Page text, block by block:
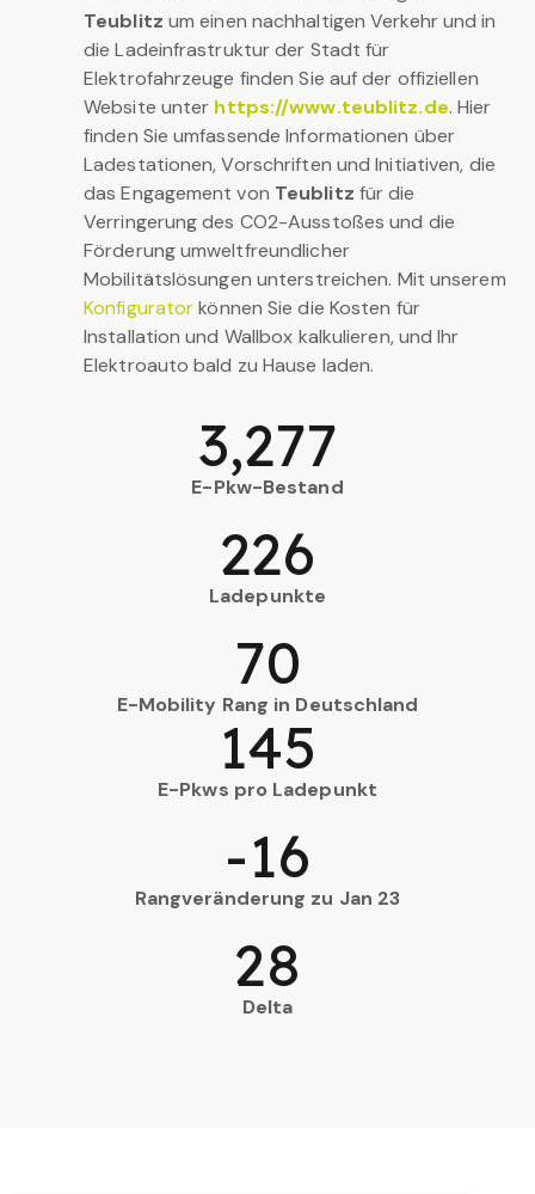
Teublitz um einen nachhaltigen Verkehr und in
die Ladeinfrastruktur der Stadt für
Elektrofahrzeuge finden Sie auf der offiziellen
Website unter https://www.teublitz.de. Hier
finden Sie umfassende Informationen über
Ladestationen, Vorschriften und Initiativen, die
das Engagement von Teublitz für die
Verringerung des CO2-Ausstoßes und die
Förderung umweltfreundlicher
Mobilitätslösungen unterstreichen. Mit unserem
Konfiguratorkönnen Sie die Kosten für
Installation und Wallbox kalkulieren, und Ihr
Elektroauto bald zu Hause laden.
E-Pkw-Bestand
3,277
Ladepunkte
226
E-Mobility Rang in Deutschland
70
E-Pkws pro Ladepunkt
145
Rangveränderung zu Jan 23
-16
Delta
28